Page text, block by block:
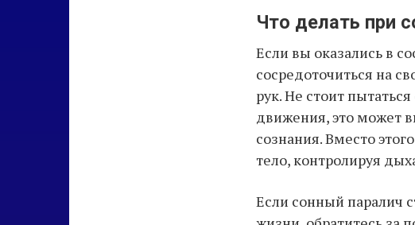
Что делать при
Если вы оказались в
сосредоточиться на
рук. Не стоит
движения, это может
сознания. Вместо
тело, контролируя
Если сонный паралич